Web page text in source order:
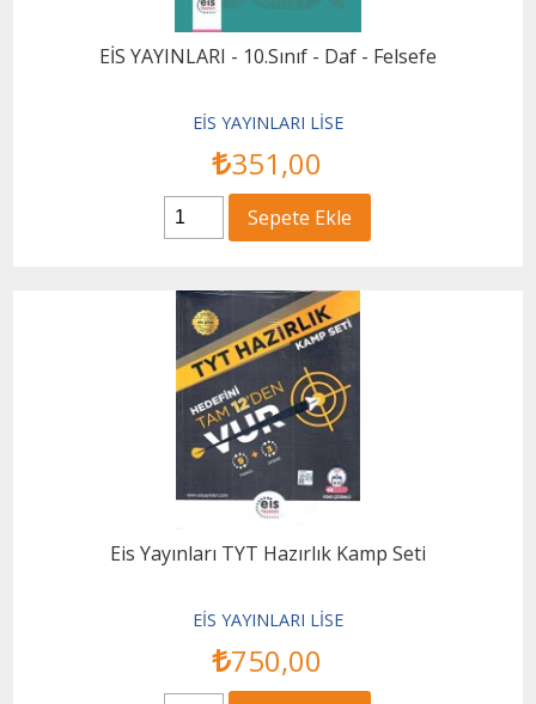
EİS YAYINLARI - 10.Sınıf - Daf - Felsefe
EİS YAYINLARI LİSE
351,00
Sepete Ekle
Eis Yayınları TYT Hazırlık Kamp Seti
EİS YAYINLARI LİSE
750,00